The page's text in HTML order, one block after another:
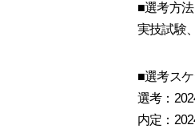
■選考方法
実技試験
■選考ス
選考：
内定：